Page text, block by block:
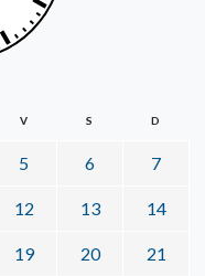
V S D
5 6 7
12 13 14
19 20 21